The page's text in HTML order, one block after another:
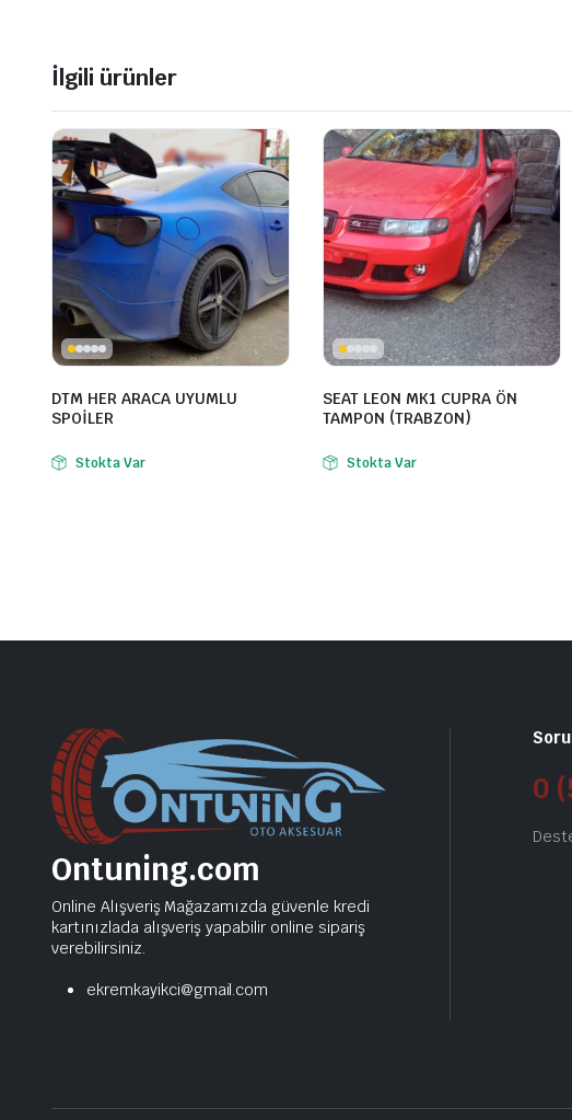
İlgili ürünler
DTM HER ARACA UYUMLU
SPOİLER
Stokta Var
SEAT LEON MK1 CUPRA ÖN
TAMPON (TRABZON)
Stokta Var
Ontuning.com
Online Alışveriş Mağazamızda güvenle kredi
kartınızlada alışveriş yapabilir online sipariş
verebilirsiniz.
ekremkayikci@gmail.com
0